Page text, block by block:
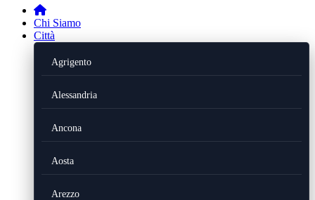
Chi Siamo
Città
Agrigento
Alessandria
Ancona
Aosta
Arezzo